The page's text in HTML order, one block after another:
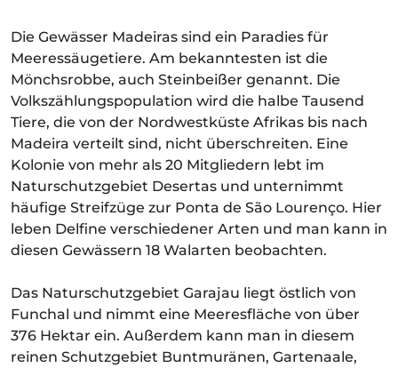
Die Gewässer Madeiras sind ein Paradies für
Meeressäugetiere. Am bekanntesten ist die
Mönchsrobbe, auch Steinbeißer genannt. Die
Volkszählungspopulation wird die halbe Tausend
Tiere, die von der Nordwestküste Afrikas bis nach
Madeira verteilt sind, nicht überschreiten. Eine
Kolonie von mehr als 20 Mitgliedern lebt im
Naturschutzgebiet Desertas und unternimmt
häufige Streifzüge zur Ponta de São Lourenço. Hier
leben Delfine verschiedener Arten und man kann in
diesen Gewässern 18 Walarten beobachten.
Das Naturschutzgebiet Garajau liegt östlich von
Funchal und nimmt eine Meeresfläche von über
376 Hektar ein. Außerdem kann man in diesem
reinen Schutzgebiet Buntmuränen, Gartenaale,